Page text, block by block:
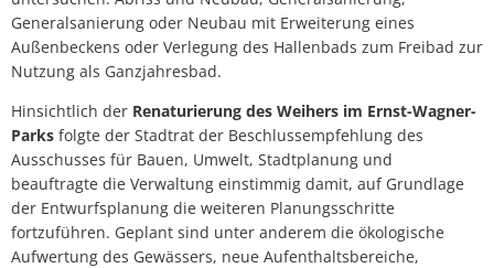
Generalsanierung oder Neubau mit Erweiterung eines
Außenbeckens oder Verlegung des Hallenbads zum Freibad zur
Nutzung als Ganzjahresbad.
Hinsichtlich der Renaturierung des Weihers im Ernst-Wagner-
Parks folgte der Stadtrat der Beschlussempfehlung des
Ausschusses für Bauen, Umwelt, Stadtplanung und
beauftragte die Verwaltung einstimmig damit, auf Grundlage
der Entwurfsplanung die weiteren Planungsschritte
fortzuführen. Geplant sind unter anderem die ökologische
Aufwertung des Gewässers, neue Aufenthaltsbereiche,